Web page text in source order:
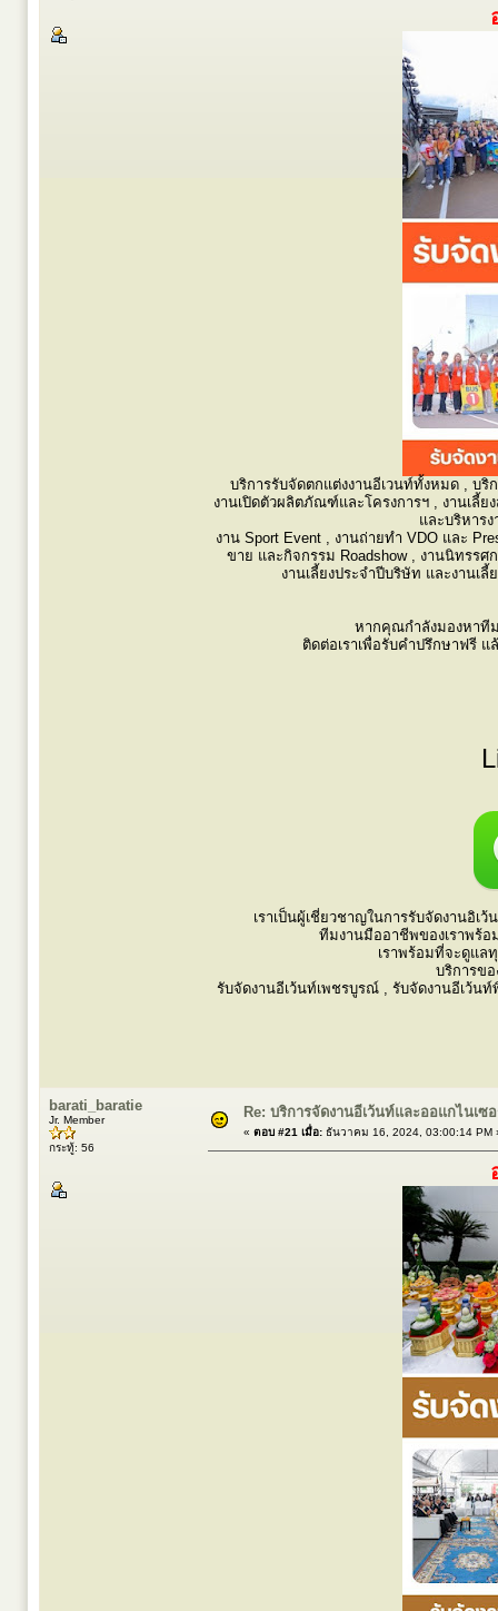
บริการรับจัดตกแต่งงานอีเวนท์ทั้งหมด , บ
งานเปิดตัวผลิตภัณฑ์และโครงการฯ , งานเลี้ย
และบริหารง
งาน Sport Event , งานถ่ายทำ VDO และ
ขาย และกิจกรรม Roadshow , งานนิทรรศ
งานเลี้ยงประจำปีบริษัท และงาน
หากคุณกำลังมองหาที
ติดต่อเราเพื่อรับคำปรึกษาฟรี
เราเป็นผู้เชี่ยวชาญในการรับจัดงานอิ
ทีมงานมืออาชีพของเราพร้อ
เราพร้อมที่จะดูแล
บริการข
รับจัดงานอีเว้นท์เพชรบูรณ์ , รับจัดงานอีเว้น
barati_baratie
Jr. Member
กระทู้: 56
Re: บริการจัดงานอีเว้นท์และออแกไนเ
« ตอบ #21 เมื่อ: ธันวาคม 16, 2024, 03:00:14 PM